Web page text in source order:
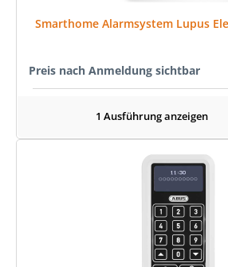
Smarthome Alarmsystem Lupus
Preis nach Anmeldung sichtbar
1 Ausführung anzeigen